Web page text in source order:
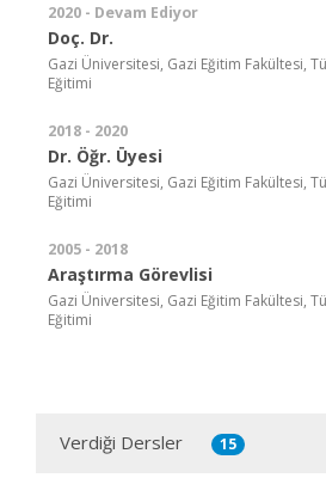
2020 - Devam Ediyor
Doç. Dr.
Gazi Üniversitesi, Gazi Eğitim Fakültesi,
Eğitimi
2018 - 2020
Dr. Öğr. Üyesi
Gazi Üniversitesi, Gazi Eğitim Fakültesi,
Eğitimi
2005 - 2018
Araştırma Görevlisi
Gazi Üniversitesi, Gazi Eğitim Fakültesi,
Eğitimi
Verdiği Dersler 15